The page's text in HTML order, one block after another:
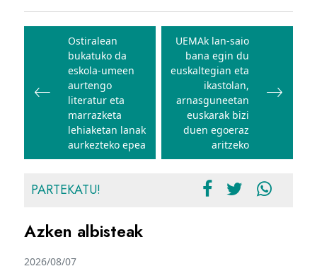
Bidalketetan
zehar
nabigatu
Ostiralean
bukatuko da
eskola-umeen
aurtengo
literatur eta
marrazketa
lehiaketan lanak
aurkezteko epea
UEMAk lan-saio
bana egin du
euskaltegian eta
ikastolan,
arnasguneetan
euskarak bizi
duen egoeraz
aritzeko
PARTEKATU!
Azken albisteak
2026/08/07